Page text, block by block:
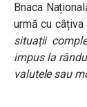
Bnaca
urmă cu câțiva
situații
impus la
valutele sau